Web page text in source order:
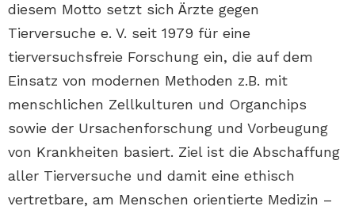
diesem Motto setzt sich Ärzte gegen
Tierversuche e. V. seit 1979 für eine
tierversuchsfreie Forschung ein, die auf dem
Einsatz von modernen Methoden z.B. mit
menschlichen Zellkulturen und Organchips
sowie der Ursachenforschung und Vorbeugung
von Krankheiten basiert. Ziel ist die Abschaffung
aller Tierversuche und damit eine ethisch
vertretbare, am Menschen orientierte Medizin –